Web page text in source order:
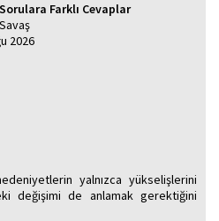
Farklı Cevaplar
2026
yalnızca yükselişlerini
değişimi de anlamak gerektiğini